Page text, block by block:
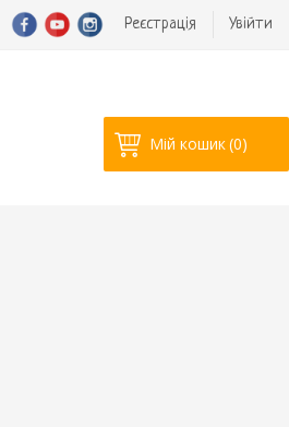
Реєстрація Увійти
Мій кошик(0)